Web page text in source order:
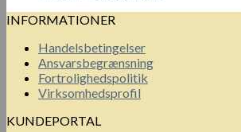
INFORMATIONER
Handelsbetingelser
Ansvarsbegrænsning
Fortrolighedspolitik
Virksomhedsprofil
KUNDEPORTAL